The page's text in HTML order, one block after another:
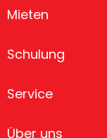
Mieten
Schulung
Service
Über uns